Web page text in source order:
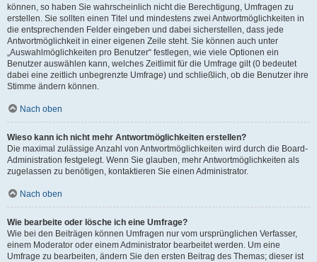
können, so haben Sie wahrscheinlich nicht die Berechtigung, Umfragen zu
erstellen. Sie sollten einen Titel und mindestens zwei Antwortmöglichkeiten in
die entsprechenden Felder eingeben und dabei sicherstellen, dass jede
Antwortmöglichkeit in einer eigenen Zeile steht. Sie können auch unter
„Auswahlmöglichkeiten pro Benutzer“ festlegen, wie viele Optionen ein
Benutzer auswählen kann, welches Zeitlimit für die Umfrage gilt (0 bedeutet
dabei eine zeitlich unbegrenzte Umfrage) und schließlich, ob die Benutzer ihre
Stimme ändern können.
Nach oben
Wieso kann ich nicht mehr Antwortmöglichkeiten erstellen?
Die maximal zulässige Anzahl von Antwortmöglichkeiten wird durch die Board-
Administration festgelegt. Wenn Sie glauben, mehr Antwortmöglichkeiten als
zugelassen zu benötigen, kontaktieren Sie einen Administrator.
Nach oben
Wie bearbeite oder lösche ich eine Umfrage?
Wie bei den Beiträgen können Umfragen nur vom ursprünglichen Verfasser,
einem Moderator oder einem Administrator bearbeitet werden. Um eine
Umfrage zu bearbeiten, ändern Sie den ersten Beitrag des Themas; dieser ist